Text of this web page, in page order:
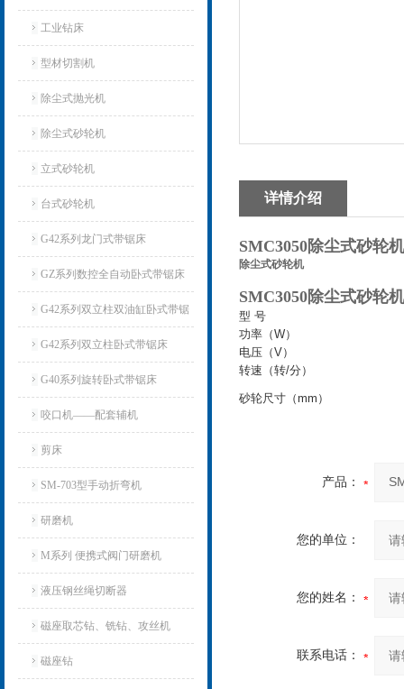
工业钻床
型材切割机
除尘式抛光机
除尘式砂轮机
立式砂轮机
台式砂轮机
G42系列龙门式带锯床
GZ系列数控全自动卧式带锯床
G42系列双立柱双油缸卧式带锯
床
G42系列双立柱卧式带锯床
G40系列旋转卧式带锯床
咬口机——配套辅机
剪床
SM-703型手动折弯机
研磨机
M系列 便携式阀门研磨机
液压钢丝绳切断器
磁座取芯钻、铣钻、攻丝机
磁座钻
详情介绍
SMC3050除尘式砂轮
除尘式砂轮机
SMC3050除尘式砂轮
型 号
功率（W）
电压（V）
转速（转/分）
砂轮尺寸（mm）
产品：
您的单位：
您的姓名：
联系电话：